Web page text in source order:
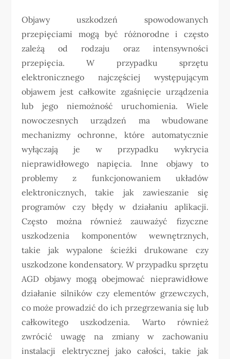
Objawy uszkodzeń spowodowanych
przepięciami mogą być różnorodne i często
zależą od rodzaju oraz intensywności
przepięcia. W przypadku sprzętu
elektronicznego najczęściej występującym
objawem jest całkowite zgaśnięcie urządzenia
lub jego niemożność uruchomienia. Wiele
nowoczesnych urządzeń ma wbudowane
mechanizmy ochronne, które automatycznie
wyłączają je w przypadku wykrycia
nieprawidłowego napięcia. Inne objawy to
problemy z funkcjonowaniem układów
elektronicznych, takie jak zawieszanie się
programów czy błędy w działaniu aplikacji.
Często można również zauważyć fizyczne
uszkodzenia komponentów wewnętrznych,
takie jak wypalone ścieżki drukowane czy
uszkodzone kondensatory. W przypadku sprzętu
AGD objawy mogą obejmować nieprawidłowe
działanie silników czy elementów grzewczych,
co może prowadzić do ich przegrzewania się lub
całkowitego uszkodzenia. Warto również
zwrócić uwagę na zmiany w zachowaniu
instalacji elektrycznej jako całości, takie jak